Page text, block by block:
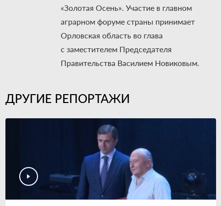
«Золотая Осень». Участие в главном
аграрном форуме страны принимает
Орловская область во глава
с заместителем Председателя
Правительства Василием Новиковым.
ДРУГИЕ РЕПОРТАЖИ